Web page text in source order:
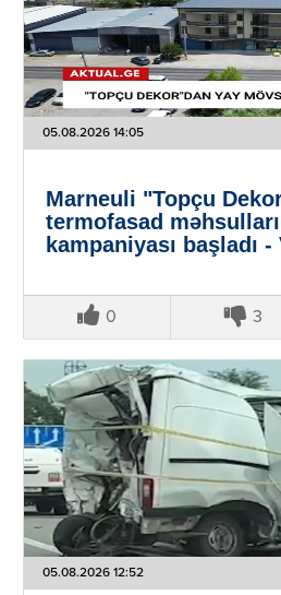
05.08.2026 14:05
Marneuli "Topçu
termofasad
kampaniyası başladı -
0 3
05.08.2026 12:52